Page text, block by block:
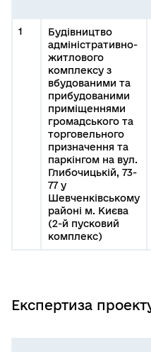
1
Будівництво
адміністративно-
житлового
комплексу з
вбудованими та
прибудованими
приміщеннями
громадського та
торговельного
призначення та
паркінгом на вул.
Глибочицькій, 73-
77 у
Шевченківському
районі м. Києва
(2-й пусковий
комплекс)
Експертиза